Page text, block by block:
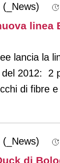
(_News)
linea
lancia la
2012: 2
di fibre
(_News)
di